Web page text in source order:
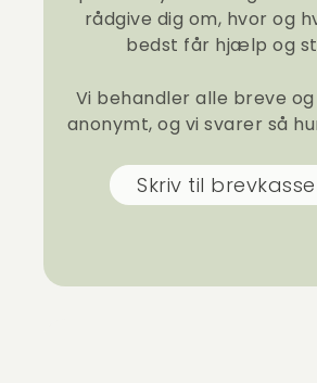
rådgive dig om, hvor og
bedst får hjælp og
Vi behandler alle breve og
anonymt, og vi svarer så
Skriv til